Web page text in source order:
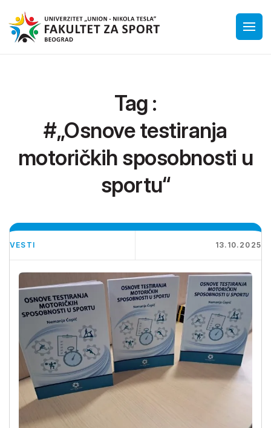
Tag :
#„Osnove testiranja
motoričkih sposobnosti u
sportu“
VESTI 13.10.2025